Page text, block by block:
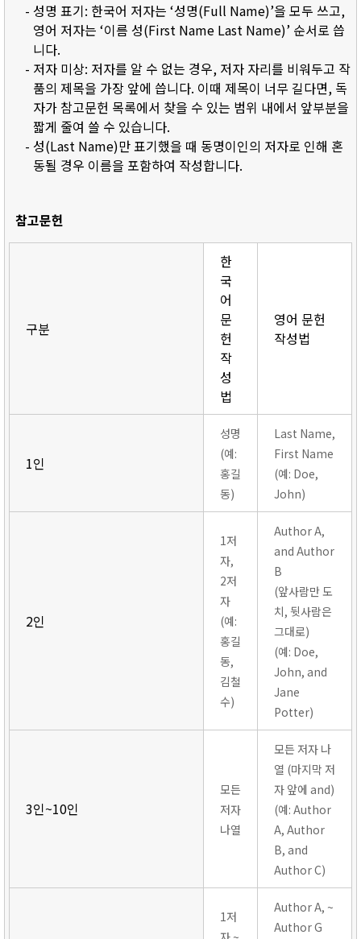
- 성명 표기: 한국어 저자는 ‘성명(Full Name)’을 모두 쓰고,
영어 저자는 ‘이름 성(First Name Last Name)’ 순서로 씁
니다.
- 저자 미상: 저자를 알 수 없는 경우, 저자 자리를 비워두고 작
품의 제목을 가장 앞에 씁니다. 이때 제목이 너무 길다면, 독
자가 참고문헌 목록에서 찾을 수 있는 범위 내에서 앞부분을
짧게 줄여 쓸 수 있습니다.
- 성(Last Name)만 표기했을 때 동명이인의 저자로 인해 혼
동될 경우 이름을 포함하여 작성합니다.
참고문헌
구분
한
국
어
문
헌
작
성
법
영어 문헌
작성법
1인
성명
(예:
홍길
동)
Last Name,
First Name
(예: Doe,
John)
2인
1저
자,
2저
자
(예:
홍길
동,
김철
수)
Author A,
and Author
B
(앞사람만 도
치, 뒷사람은
그대로)
(예: Doe,
John, and
Jane
Potter)
3인~10인
모든
저자
나열
모든 저자 나
열 (마지막 저
자 앞에 and)
(예: Author
A, Author
B, and
Author C)
1저
Author A, ~
Author G